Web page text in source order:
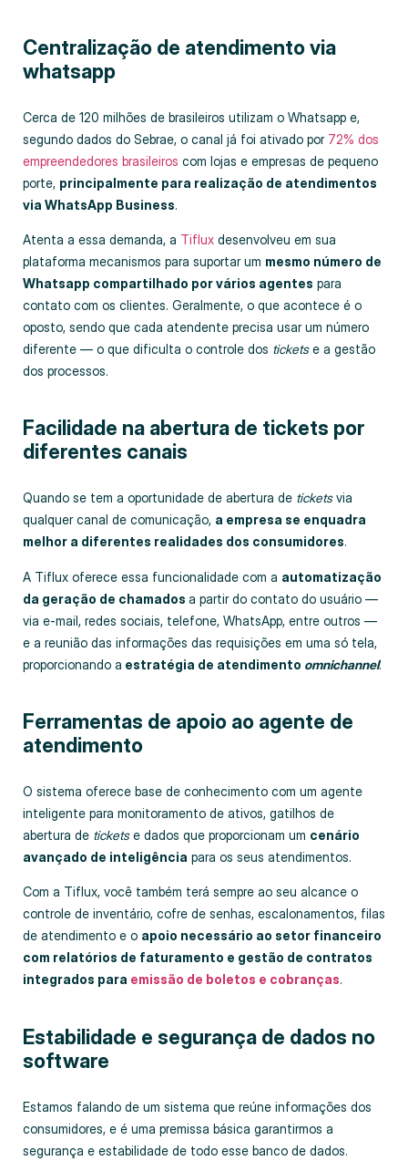
Centralização de atendimento via
whatsapp
Cerca de 120 milhões de brasileiros utilizam o Whatsapp e,
segundo dados do Sebrae, o canal já foi ativado por 72% dos
empreendedores brasileiros com lojas e empresas de pequeno
porte, principalmente para realização de atendimentos
via WhatsApp Business.
Atenta a essa demanda, a Tiflux desenvolveu em sua
plataforma mecanismos para suportar um mesmo número de
Whatsapp compartilhado por vários agentes para
contato com os clientes. Geralmente, o que acontece é o
oposto, sendo que cada atendente precisa usar um número
diferente — o que dificulta o controle dos ticketse a gestão
dos processos.
Facilidade na abertura de tickets por
diferentes canais
Quando se tem a oportunidade de abertura de ticketsvia
qualquer canal de comunicação, a empresa se enquadra
melhor a diferentes realidades dos consumidores.
A Tiflux oferece essa funcionalidade com a automatização
da geração de chamados a partir do contato do usuário —
via e-mail, redes sociais, telefone, WhatsApp, entre outros —
e a reunião das informações das requisições em uma só tela,
proporcionando a estratégia de atendimento omnichannel.
Ferramentas de apoio ao agente de
atendimento
O sistema oferece base de conhecimento com um agente
inteligente para monitoramento de ativos, gatilhos de
abertura de ticketse dados que proporcionam um cenário
avançado de inteligência para os seus atendimentos.
Com a Tiflux, você também terá sempre ao seu alcance o
controle de inventário, cofre de senhas, escalonamentos, filas
de atendimento e o apoio necessário ao setor financeiro
com relatórios de faturamento e gestão de contratos
integrados para emissão de boletos e cobranças.
Estabilidade e segurança de dados no
software
Estamos falando de um sistema que reúne informações dos
consumidores, e é uma premissa básica garantirmos a
segurança e estabilidade de todo esse banco de dados.